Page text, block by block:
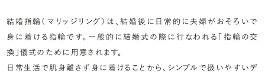
結婚指輪（マリッジリング）は、結婚後に日常的に夫婦がおそろいで
身に着ける指輪です。一般的に結婚式の際に行なわれる「指輪の交
換」儀式のために用意されます。
日常生活で肌身離さず身に着けることから、シンプルで扱いやすいデ